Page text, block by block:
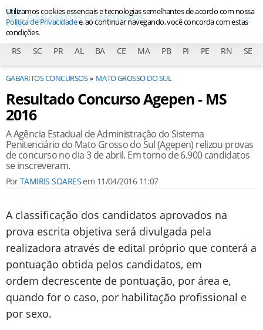
RS SC PR AL BA CE MA PB PI PE RN SE
GABARITOS CONCURSOS MATO GROSSO DO SUL
Resultado Concurso Agepen - MS
2016
A Agência Estadual de Administração do Sistema
Penitenciário do Mato Grosso do Sul (Agepen) relizou provas
de concurso no dia 3 de abril. Em torno de 6.900 candidatos
se inscreveram.
PorTAMIRIS SOARESem 11/04/2016 11:07
A classificação dos candidatos aprovados na
prova escrita objetiva será divulgada pela
realizadora através de edital próprio que conterá a
pontuação obtida pelos candidatos, em
ordem decrescente de pontuação, por área e,
quando for o caso, por habilitação profissional e
por sexo.
Utilizamos cookies essenciais e tecnologias semelhantes de acordo com nossa
Política de Privacidadee, ao continuar navegando, você concorda com estas
condições.